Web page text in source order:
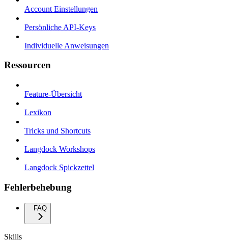
Account Einstellungen
Persönliche API-Keys
Individuelle Anweisungen
Ressourcen
Feature-Übersicht
Lexikon
Tricks und Shortcuts
Langdock Workshops
Langdock Spickzettel
Fehlerbehebung
FAQ
Skills